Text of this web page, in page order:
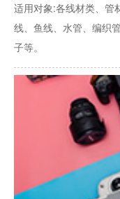
适用对象:各线材类、管
线、鱼线、水管、编织
子等。